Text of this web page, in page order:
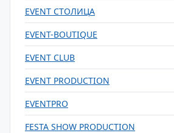
EVENT СТОЛИЦА
EVENT-BOUTIQUE
EVENT CLUB
EVENT PRODUCTION
EVENTPRO
FESTA SHOW PRODUCTION